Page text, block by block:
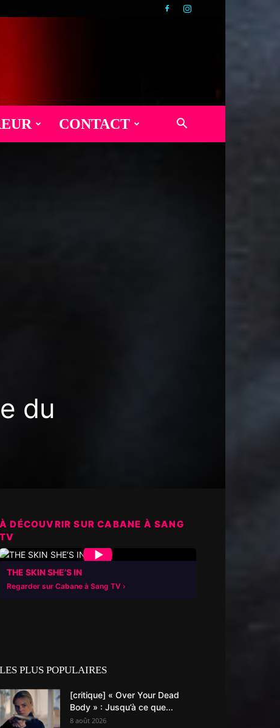
CONTACT
du
À DÉCOUVRIR SUR CABANE À SANG
TV
▶
THE SKIN SHE’S IN
Regarder sur Cabane à Sang TV
LES PLUS POPULAIRES
[critique] « Over Your Dead
Body » : Jusqu’à ce que...
8 août 2026